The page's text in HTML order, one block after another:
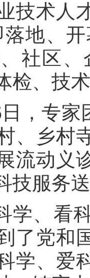
技术人
地、
社区
检、技
，专
、乡村
流动义
技服务
学、看
了党和
学、爱